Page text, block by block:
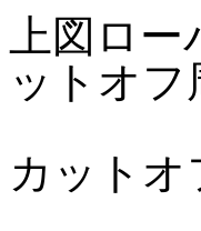
上図ロ
ットオ
カット